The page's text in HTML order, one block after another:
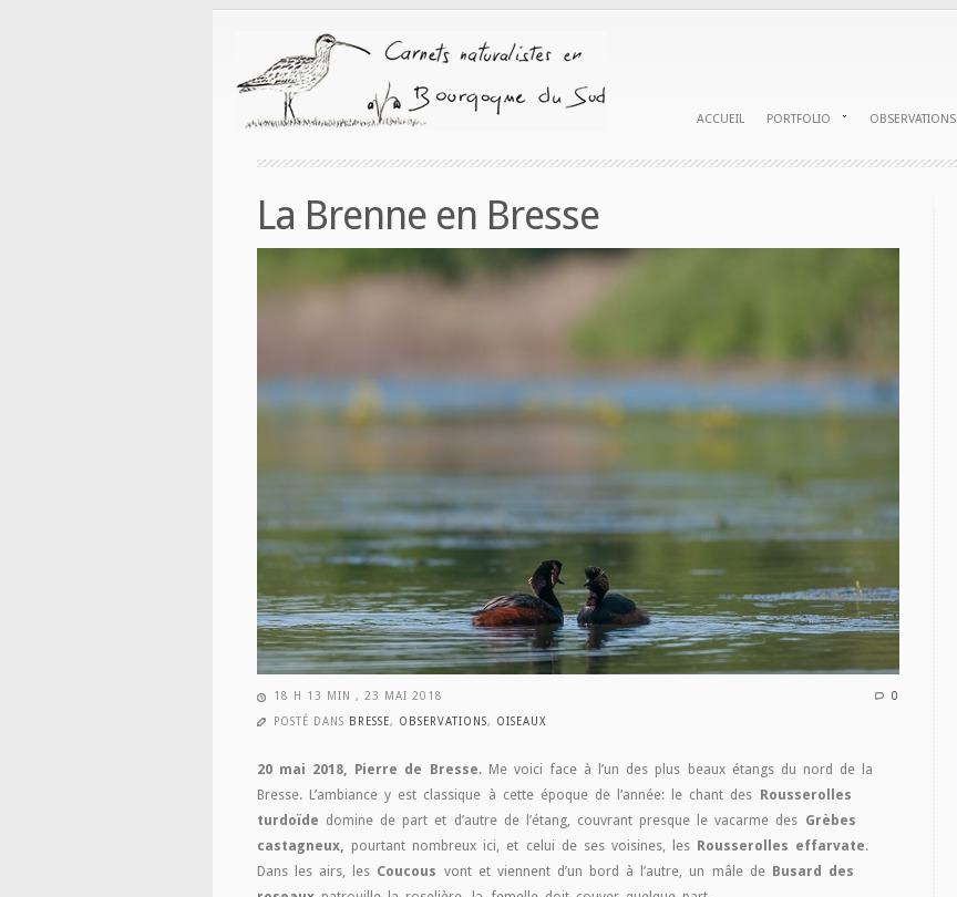
ACCUEIL PORTFOLIO OBSERVATIONS
La Brenne en Bresse
18 H 13 MIN , 23 MAI 2018 0
POSTÉ DANS BRESSE, OBSERVATIONS, OISEAUX
20 mai 2018, Pierre de Bresse. Me voici face à l’un des plus beaux étangs du nord de la
Bresse. L’ambiance y est classique à cette époque de l’année: le chant des Rousserolles
turdoïde domine de part et d’autre de l’étang, couvrant presque le vacarme des Grèbes
castagneux, pourtant nombreux ici, et celui de ses voisines, les Rousserolles effarvate.
Dans les airs, les Coucous vont et viennent d’un bord à l’autre, un mâle de Busard des